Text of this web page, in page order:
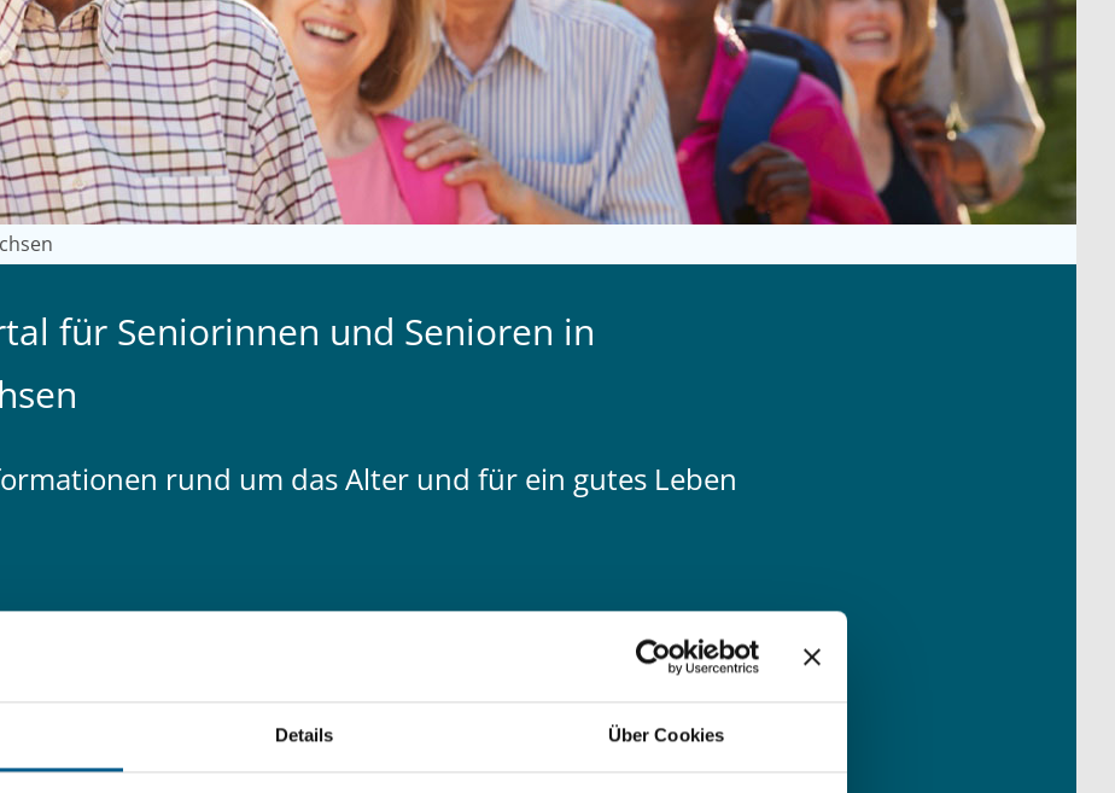
Details Über Cookies
für Seniorinnen und Senioren in
rund um das Alter und für ein gutes Leben
Rat und Hilfe Wohnen